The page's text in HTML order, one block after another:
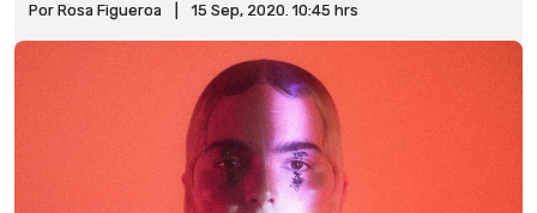
Por Rosa Figueroa 15 Sep, 2020. 10:45 hrs